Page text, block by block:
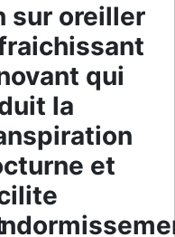
sur oreiller
qui
la
et